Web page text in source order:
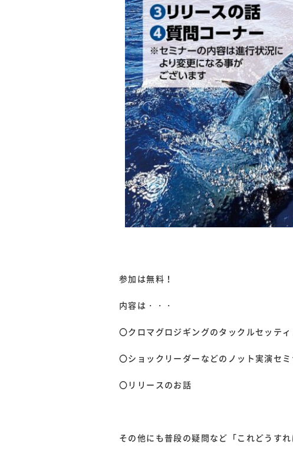
参加は無料！
内容は・・・
〇クロマグロジギングのタックルセッテ
〇ショックリーダーなどのノット実演セミ
〇リリースのお話
その他にも普段の疑問など「これどうす